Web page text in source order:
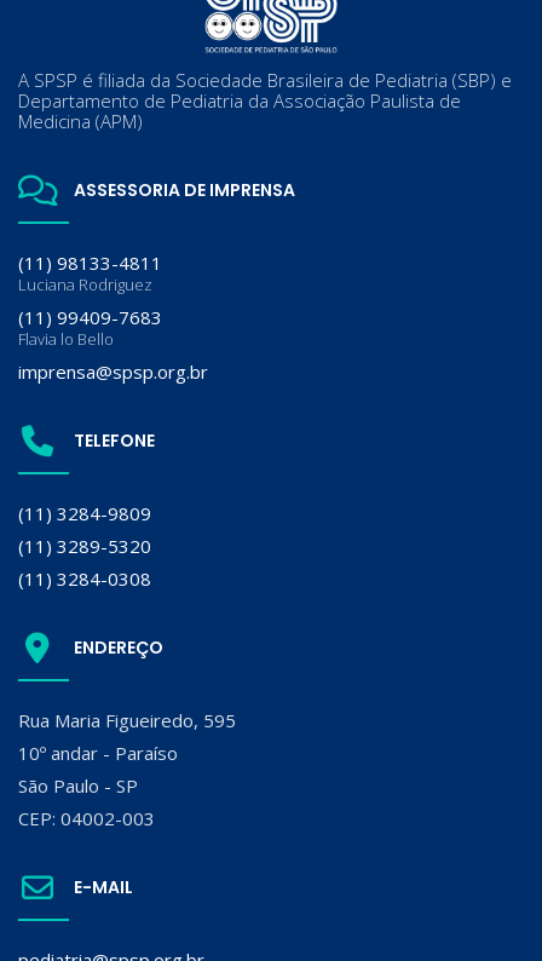
A SPSP é filiada da Sociedade Brasileira de Pediatria (SBP) e
Departamento de Pediatria da Associação Paulista de
Medicina (APM)
ASSESSORIA DE IMPRENSA
(11) 98133-4811
Luciana Rodriguez
(11) 99409-7683
Flavia lo Bello
imprensa@spsp.org.br
TELEFONE
(11) 3284-9809
(11) 3289-5320
(11) 3284-0308
ENDEREÇO
Rua Maria Figueiredo, 595
10º andar - Paraíso
São Paulo - SP
CEP: 04002-003
E-MAIL